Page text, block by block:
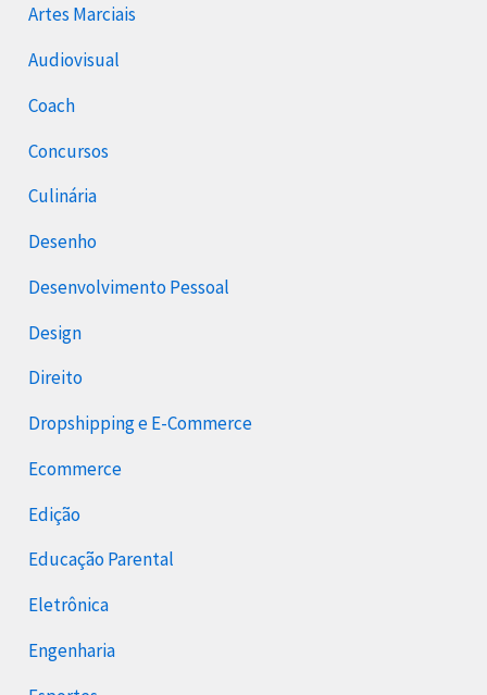
Artes Marciais
Audiovisual
Coach
Concursos
Culinária
Desenho
Desenvolvimento Pessoal
Design
Direito
Dropshipping e E-Commerce
Ecommerce
Edição
Educação Parental
Eletrônica
Engenharia